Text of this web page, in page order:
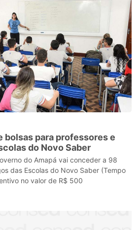
bolsas para professores e
do Novo Saber
do Amapá vai conceder a 98
das Escolas do Novo Saber (Tempo
no valor de R$ 500